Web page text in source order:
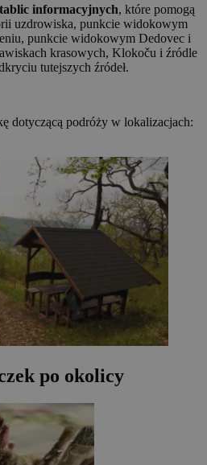
informacyjnych, które pomogą
uzdrowiska, punkcie widokowym
punkcie widokowym Dedovec i
krasowych, Klokoču i źródle
tutejszych źródeł.
dotyczącą podróży w lokalizacjach:
po okolicy